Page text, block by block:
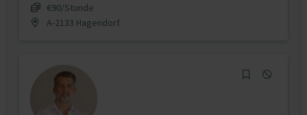
€90/Stunde
A-2133 Hagendorf